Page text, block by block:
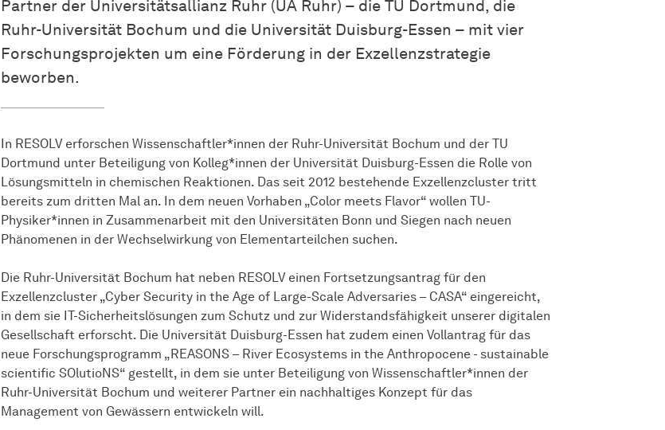
Partner der Universitätsallianz Ruhr (UA Ruhr) – die TU Dortmund, die
Ruhr-Universität Bochum und die Universität Duisburg-Essen – mit vier
Forschungsprojekten um eine Förderung in der Exzellenzstrategie
beworben.
In RESOLV erforschen Wissen­schaft­ler*innen der Ruhr-Universität Bochum und der TU
Dortmund unter Beteiligung von Kolleg*innen der Universität Duisburg-Essen die Rolle von
Lösungsmitteln in chemischen Reaktionen. Das seit 2012 bestehende Exzellenzcluster tritt
bereits zum dritten Mal an. In dem neuen Vorhaben „Color meets Flavor“ wollen TU-
Physiker*innen in Zusammenarbeit mit den Universitäten Bonn und Siegen nach neuen
Phänomenen in der Wechselwirkung von Elementarteilchen suchen.
Die Ruhr-Universität Bochum hat neben RESOLV einen Fortsetzungsantrag für den
Exzellenzcluster „Cyber Security in the Age of Large-Scale Adversaries – CASA“ eingereicht,
in dem sie IT-Sicherheitslösungen zum Schutz und zur Widerstandsfähigkeit unserer digitalen
Gesellschaft erforscht. Die Universität Duisburg-Essen hat zudem einen Vollantrag für das
neue Forschungsprogramm „REASONS – River Ecosystems in the Anthropocene - sustainable
scientific SOlutioNS“ gestellt, in dem sie unter Beteiligung von Wissen­schaft­ler*innen der
Ruhr-Universität Bochum und weiterer Partner ein nachhaltiges Konzept für das
Management von Gewässern entwickeln will.